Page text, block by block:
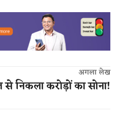
अगला लेख
निकला करोड़ों का सोना!